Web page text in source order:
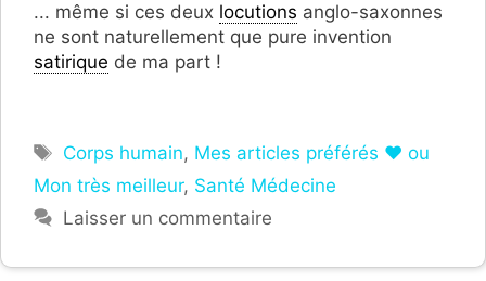
... même si ces deux locutions anglo-saxonnes
ne sont naturellement que pure invention
satirique de ma part !
Étiquettes
Corps humain, Mes articles préférés ❤ ou
Mon très meilleur, Santé Médecine
Laisser un commentaire